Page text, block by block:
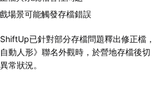
場景可能觸發存檔錯誤
已針對部分存檔問題釋出修正檔，
動人形》聯名外觀時，於營地存檔後切
常狀況。